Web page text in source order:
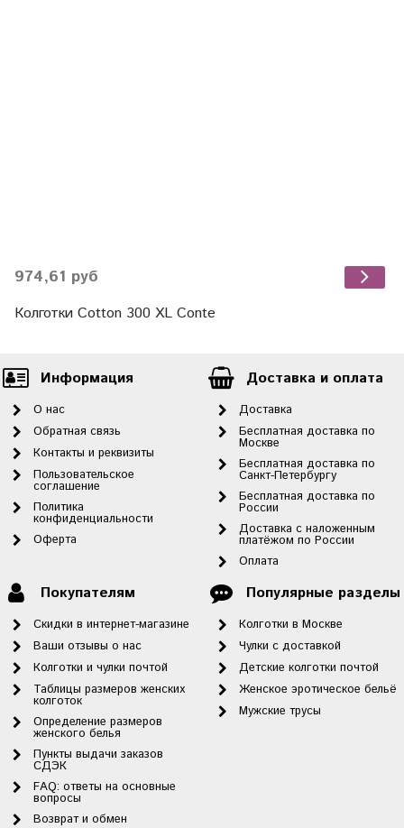
974,61 руб
Колготки Cotton 300 XL Conte
Информация
О нас
Обратная связь
Контакты и реквизиты
Пользовательское
соглашение
Политика
конфиденциальности
Оферта
Доставка и оплата
Доставка
Бесплатная доставка по
Москве
Бесплатная доставка по
Санкт-Петербургу
Бесплатная доставка по
России
Доставка с наложенным
платёжом по России
Оплата
Покупателям
Скидки в интернет-магазине
Ваши отзывы о нас
Колготки и чулки почтой
Таблицы размеров женских
колготок
Определение размеров
женского белья
Пункты выдачи заказов
СДЭК
FAQ: ответы на основные
вопросы
Возврат и обмен
Популярные разделы
Колготки в Москве
Чулки с доставкой
Детские колготки почтой
Женское эротическое бельё
Мужские трусы